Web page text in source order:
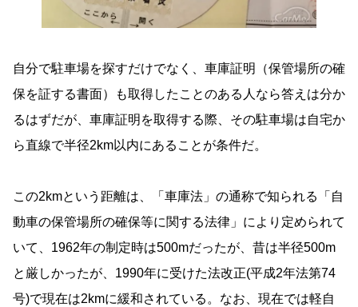
自分で駐車場を探すだけでなく、車庫証明（保管場所の確
保を証する書面）も取得したことのある人なら答えは分か
るはずだが、車庫証明を取得する際、その駐車場は自宅か
ら直線で半径2km以内にあることが条件だ。
この2kmという距離は、「車庫法」の通称で知られる「自
動車の保管場所の確保等に関する法律」により定められて
いて、1962年の制定時は500mだったが、昔は半径500m
と厳しかったが、1990年に受けた法改正(平成2年法第74
号)で現在は2kmに緩和されている。なお、現在では軽自